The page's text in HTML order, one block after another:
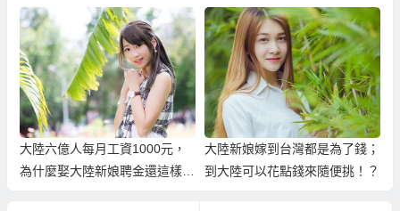
到真心伴侶
方！
大陸六億人每月工資1000元，
為什麼娶大陸新娘聘金還這樣
大陸新娘嫁到台灣都是為了錢；
到大陸可以花點錢來隨便挑！？